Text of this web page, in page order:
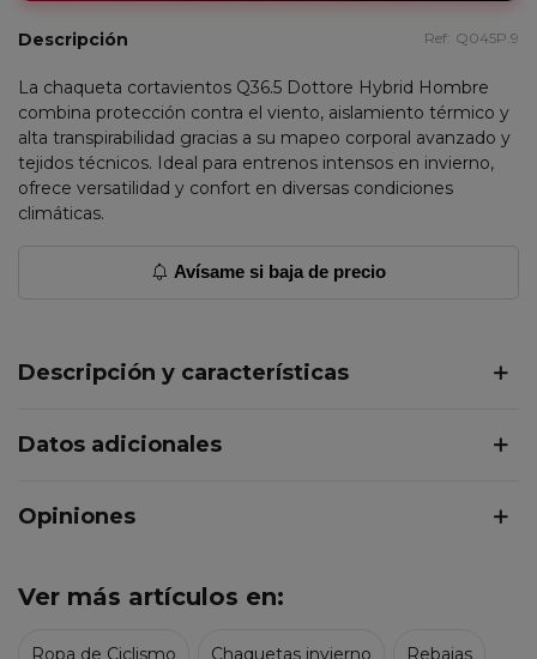
Descripción Ref: Q045P.9
La chaqueta cortavientos Q36.5 Dottore Hybrid Hombre
combina protección contra el viento, aislamiento térmico y
alta transpirabilidad gracias a su mapeo corporal avanzado y
tejidos técnicos. Ideal para entrenos intensos en invierno,
ofrece versatilidad y confort en diversas condiciones
climáticas.
Avísame si baja de precio
Descripción y características
Datos adicionales
Opiniones
Ver más artículos en:
Ropa de Ciclismo Chaquetas invierno Rebajas